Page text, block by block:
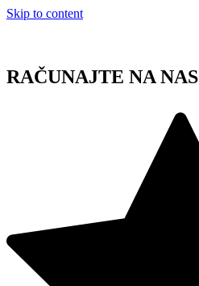
Skip to content
RAČUNAJTE NA NAS